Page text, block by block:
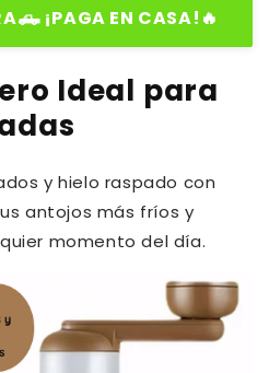
¡PAGA EN CASA!🔥
Ideal para
y hielo raspado con
antojos más fríos y
momento del día.